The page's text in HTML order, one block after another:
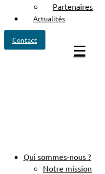
Partenaires
Actualités
Contact
Qui sommes-nous ?
Notre mission